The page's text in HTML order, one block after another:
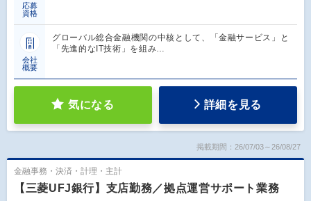
応募
資格
会社
概要
グローバル総合金融機関の中核として、「金融サービス」と
「先進的なIT技術」を組み…
気になる 詳細を見る
掲載期間：26/07/03～26/08/27
金融事務・決済・計理・主計
【三菱UFJ銀行】支店勤務／拠点運営サポート業務